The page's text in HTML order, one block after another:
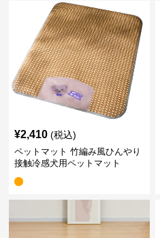
¥2,410 (税込)
ペットマット 竹編み風ひんやり
接触冷感犬用ペットマット